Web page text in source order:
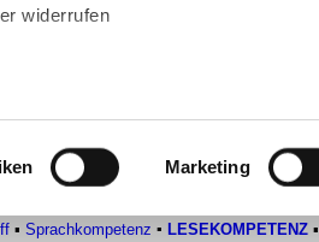
widerrufen
(Fingerprinting) identifizieren
werden, und legen Sie Ihre
Marketing
unbekannter und
▪ Sprachkompetenz ▪ LESEKOMPETENZ ▪